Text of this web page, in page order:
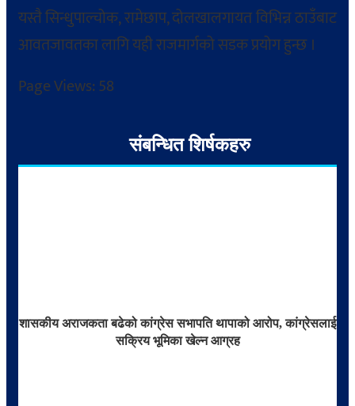
यस्तै सिन्धुपाल्चोक, रामेछाप, दोलखालगायत विभिन्न ठाउँबाट
आवतजावतका लागि यही राजमार्गको सडक प्रयोग हुन्छ ।
Page Views: 58
संबन्धित शिर्षकहरु
शासकीय अराजकता बढेको कांग्रेस सभापति थापाको आरोप, कांग्रेसलाई
सक्रिय भूमिका खेल्न आग्रह